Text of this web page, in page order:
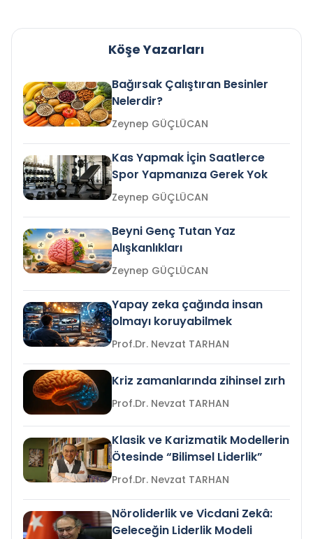
Köşe Yazarları
Bağırsak Çalıştıran Besinler
Nelerdir?
Zeynep GÜÇLÜCAN
Kas Yapmak İçin Saatlerce
Spor Yapmanıza Gerek Yok
Zeynep GÜÇLÜCAN
Beyni Genç Tutan Yaz
Alışkanlıkları
Zeynep GÜÇLÜCAN
Yapay zeka çağında insan
olmayı koruyabilmek
Prof.Dr. Nevzat TARHAN
Kriz zamanlarında zihinsel zırh
Prof.Dr. Nevzat TARHAN
Klasik ve Karizmatik Modellerin
Ötesinde “Bilimsel Liderlik”
Prof.Dr. Nevzat TARHAN
Nöroliderlik ve Vicdani Zekâ:
Geleceğin Liderlik Modeli